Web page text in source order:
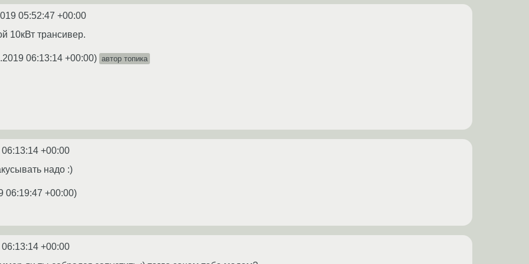
05:52:47 +00:00
10кВт трансивер.
06:13:14 +00:00) автор топика
+00:00
надо :)
06:19:47 +00:00)
+00:00